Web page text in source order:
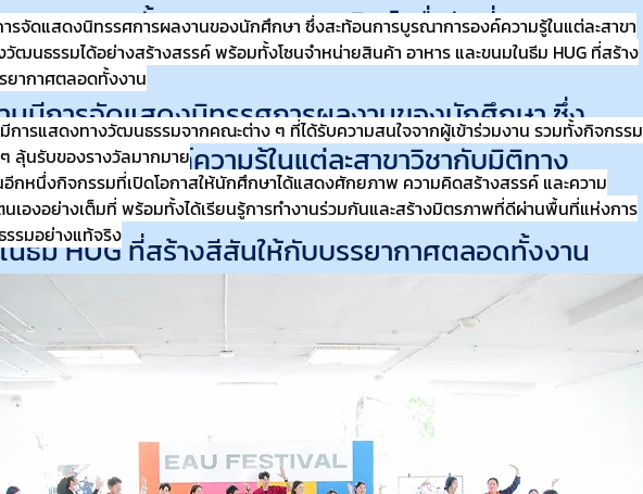
าพ ณ ลานชั้น 1 อาคารชวน ชวนิชย์ เมื่อวันที่ 19
2569
นมีการจัดแสดงนิทรรศการผลงานของนักศึกษา ซึ่ง
รบูรณาการองค์ความรู้ในแต่ละสาขาวิชากับมิติทาง
ได้อย่างสร้างสรรค์ พร้อมทั้งโซนจำหน่ายสินค้า อาหาร
นธีม HUG ที่สร้างสีสันให้กับบรรยากาศตลอดทั้งงาน
รจัดแสดงนิทรรศการผลงานของนักศึกษา ซึ่งสะท้อนการบูรณาการองค์ความรู้ในแต่ละสาขา
ฒนธรรมได้อย่างสร้างสรรค์ พร้อมทั้งโซนจำหน่ายสินค้า อาหาร และขนมในธีม HUG ที่สร้าง
ยากาศตลอดทั้งงาน
การแสดงทางวัฒนธรรมจากคณะต่าง ๆ ที่ได้รับความสนใจจากผู้เข้าร่วมงาน รวมทั้งกิจกรรม
ลุ้นรับของรางวัลมากมาย
อีกหนึ่งกิจกรรมที่เปิดโอกาสให้นักศึกษาได้แสดงศักยภาพ ความคิดสร้างสรรค์ และความ
เองอย่างเต็มที่ พร้อมทั้งได้เรียนรู้การทำงานร่วมกันและสร้างมิตรภาพที่ดีผ่านพื้นที่แห่งการ
รมอย่างแท้จริง